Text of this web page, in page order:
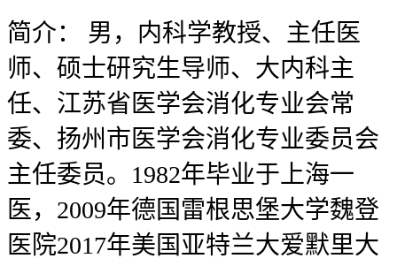
简介：
男，内科学教授、主任医
师、硕士研究生导师、大内科主
任、江苏省医学会消化专业会常
委、扬州市医学会消化专业委员会
主任委员。1982年毕业于上海一
医，2009年德国雷根思堡大学魏登
医院2017年美国亚特兰大爱默里大